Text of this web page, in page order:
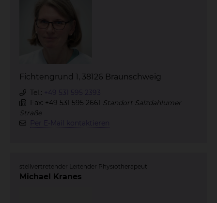
Fichtengrund 1, 38126 Braunschweig
Tel.: +49 531 595 2393
Fax: +49 531 595 2661 Standort Salzdahlumer
Straße
Per E-Mail kontaktieren
stellvertretender Leitender Physiotherapeut
Michael Kranes